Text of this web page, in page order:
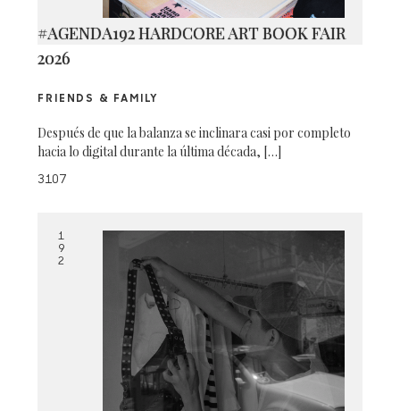
#AGENDA192 HARDCORE ART BOOK FAIR
2026
FRIENDS & FAMILY
Después de que la balanza se inclinara casi por completo
hacia lo digital durante la última década, […]
3107
1
9
2